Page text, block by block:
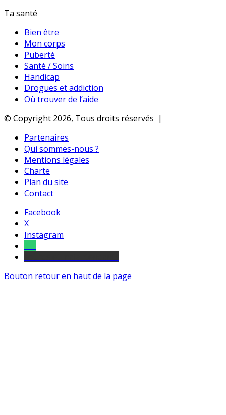
Ta santé
Bien être
Mon corps
Puberté
Santé / Soins
Handicap
Drogues et addiction
Où trouver de l’aide
© Copyright 2026, Tous droits réservés |
Partenaires
Qui sommes-nous ?
Mentions légales
Charte
Plan du site
Contact
Facebook
X
Instagram
Bouton retour en haut de la page